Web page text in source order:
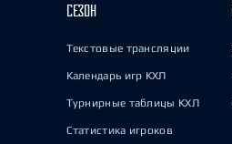
СЕЗОН
Текстовые трансляции
Календарь игр КХЛ
Турнирные таблицы КХЛ
Статистика игроков